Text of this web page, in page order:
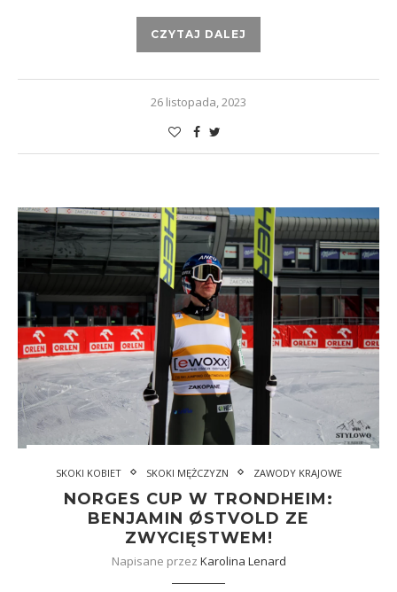
CZYTAJ DALEJ
26 listopada, 2023
SKOKI KOBIET SKOKI MĘŻCZYZN ZAWODY KRAJOWE
NORGES CUP W TRONDHEIM:
BENJAMIN ØSTVOLD ZE
ZWYCIĘSTWEM!
Napisane przez Karolina Lenard